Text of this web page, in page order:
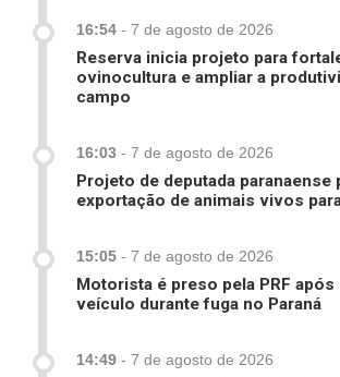
16:54 - 7 de agosto de 2026
Reserva inicia projeto para
ovinocultura e ampliar a
campo
16:03 - 7 de agosto de 2026
Projeto de deputada
exportação de animais vivos
15:05 - 7 de agosto de 2026
Motorista é preso pela PRF após
veículo durante fuga no Paraná
14:49 - 7 de agosto de 2026